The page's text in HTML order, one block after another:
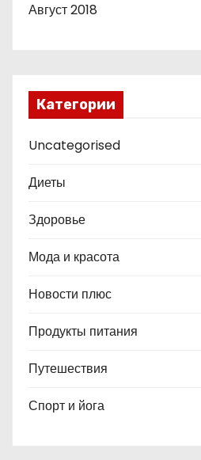
Август 2018
Категории
Uncategorised
Диеты
Здоровье
Мода и красота
Новости плюс
Продукты питания
Путешествия
Спорт и йога